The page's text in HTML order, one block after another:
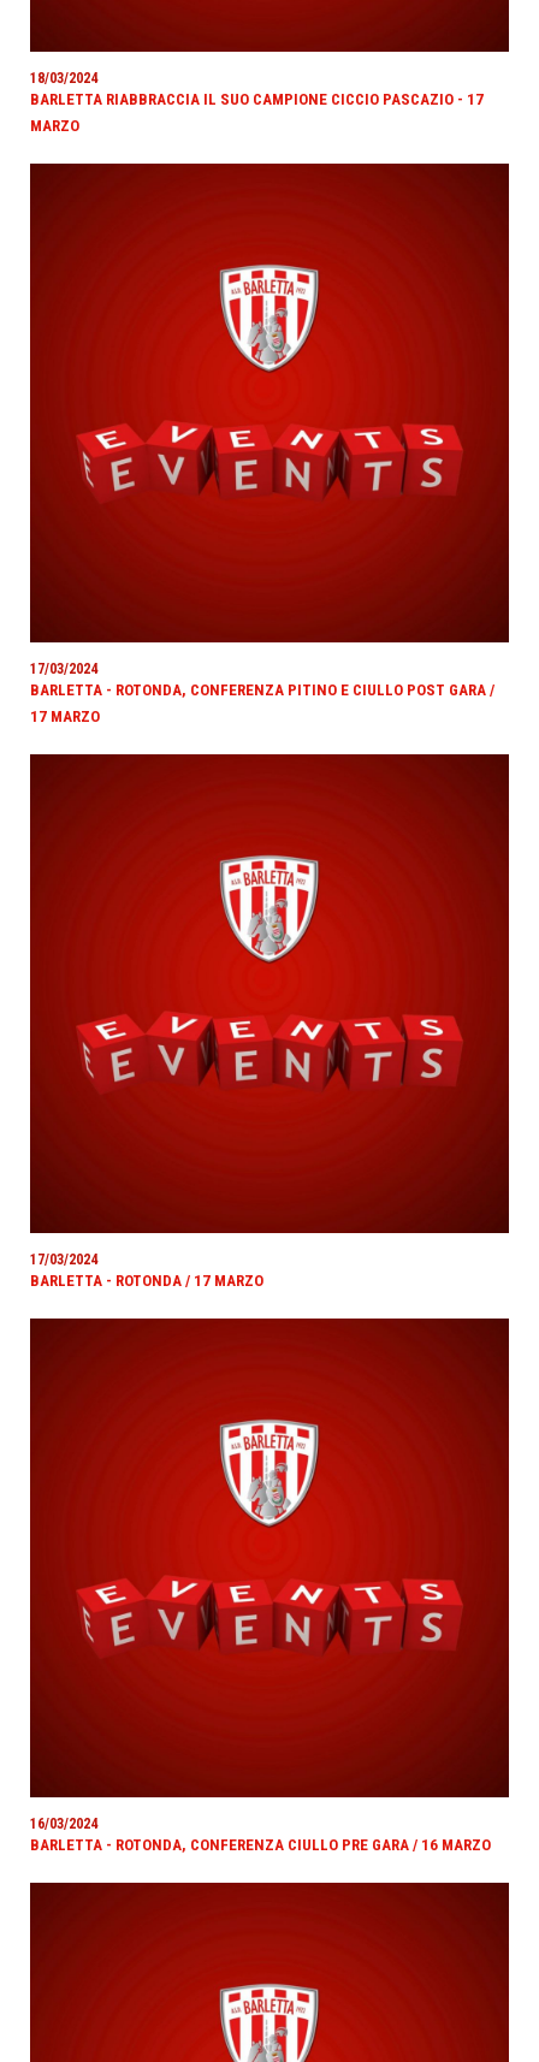
18/03/2024
BARLETTA RIABBRACCIA IL SUO CAMPIONE CICCIO PASCAZIO - 17
MARZO
17/03/2024
BARLETTA - ROTONDA, CONFERENZA PITINO E CIULLO POST GARA /
17 MARZO
17/03/2024
BARLETTA - ROTONDA / 17 MARZO
16/03/2024
BARLETTA - ROTONDA, CONFERENZA CIULLO PRE GARA / 16 MARZO